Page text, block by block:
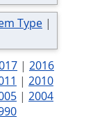
Type |
| 2016
| 2010
| 2004